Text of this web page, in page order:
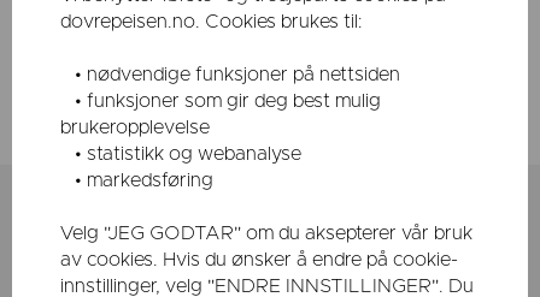
Arbeidskostnader i forbindelse med utskiftinger og
dekkes av Dovre AS i inntil 2 år fra kjøpsdato. Dette gjelder
kun etter forhåndsavtale med Dovre AS.
Garantitiden for utvendig støpejern og
emaljert finish utvides med 5 år hvis du
dovrepeisen.no. Cookies brukes til:
• nødvendige funksjoner på nettsiden
• funksjoner som gir deg best mulig
brukeropplevelse
• statistikk og webanalyse
• markedsføring
Velg "JEG GODTAR" om du aksepterer vår bruk
av cookies. Hvis du ønsker å endre på cookie-
innstillinger, velg "ENDRE INNSTILLINGER". Du